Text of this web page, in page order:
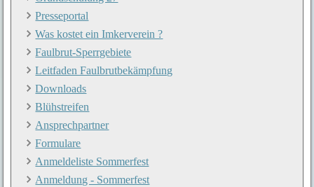
Presseportal
Was kostet ein Imkerverein ?
Faulbrut-Sperrgebiete
Leitfaden Faulbrutbekämpfung
Downloads
Blühstreifen
Ansprechpartner
Formulare
Anmeldeliste Sommerfest
Anmeldung - Sommerfest